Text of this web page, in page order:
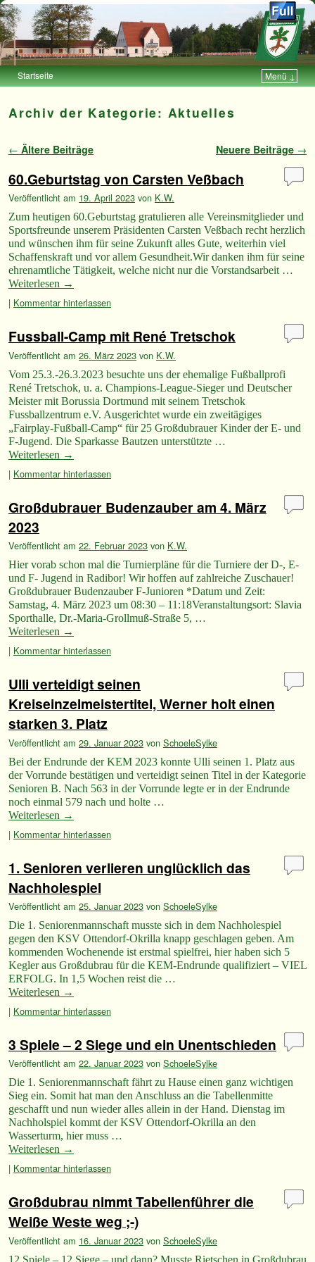
Startseite Menü ↓
Archiv der Kategorie: Aktuelles
Artikelnavigation
← Ältere Beiträge Neuere Beiträge →
60.Geburtstag von Carsten Veßbach
Veröffentlicht am 19. April 2023 von K.W.
Zum heutigen 60.Geburtstag gratulieren alle Vereinsmitglieder und
Sportsfreunde unserem Präsidenten Carsten Veßbach recht herzlich
und wünschen ihm für seine Zukunft alles Gute, weiterhin viel
Schaffenskraft und vor allem Gesundheit.Wir danken ihm für seine
ehrenamtliche Tätigkeit, welche nicht nur die Vorstandsarbeit …
Weiterlesen →
| Kommentar hinterlassen
Fussball-Camp mit René Tretschok
Veröffentlicht am 26. März 2023 von K.W.
Vom 25.3.-26.3.2023 besuchte uns der ehemalige Fußballprofi
René Tretschok, u. a. Champions-League-Sieger und Deutscher
Meister mit Borussia Dortmund mit seinem Tretschok
Fussballzentrum e.V. Ausgerichtet wurde ein zweitägiges
„Fairplay-Fußball-Camp“ für 25 Großdubrauer Kinder der E- und
F-Jugend. Die Sparkasse Bautzen unterstützte …
Weiterlesen →
| Kommentar hinterlassen
Großdubrauer Budenzauber am 4. März
2023
Veröffentlicht am 22. Februar 2023 von K.W.
Hier vorab schon mal die Turnierpläne für die Turniere der D-, E-
und F- Jugend in Radibor! Wir hoffen auf zahlreiche Zuschauer!
Großdubrauer Budenzauber F-Junioren *Datum und Zeit:
Samstag, 4. März 2023 um 08:30 – 11:18Veranstaltungsort: Slavia
Sporthalle, Dr.-Maria-Grollmuß-Straße 5, …
Weiterlesen →
| Kommentar hinterlassen
Ulli verteidigt seinen
Kreiseinzelmeistertitel, Werner holt einen
starken 3. Platz
Veröffentlicht am 29. Januar 2023 von SchoeleSylke
Bei der Endrunde der KEM 2023 konnte Ulli seinen 1. Platz aus
der Vorrunde bestätigen und verteidigt seinen Titel in der Kategorie
Senioren B. Nach 563 in der Vorrunde legte er in der Endrunde
noch einmal 579 nach und holte …
Weiterlesen →
| Kommentar hinterlassen
1. Senioren verlieren unglücklich das
Nachholespiel
Veröffentlicht am 25. Januar 2023 von SchoeleSylke
Die 1. Seniorenmannschaft musste sich in dem Nachholespiel
gegen den KSV Ottendorf-Okrilla knapp geschlagen geben. Am
kommenden Wochenende ist erstmal spielfrei, hier haben sich 5
Kegler aus Großdubrau für die KEM-Endrunde qualifiziert – VIEL
ERFOLG. In 1,5 Wochen reist die …
Weiterlesen →
| Kommentar hinterlassen
3 Spiele – 2 Siege und ein Unentschieden
Veröffentlicht am 22. Januar 2023 von SchoeleSylke
Die 1. Seniorenmannschaft fährt zu Hause einen ganz wichtigen
Sieg ein. Somit hat man den Anschluss an die Tabellenmitte
geschafft und nun wieder alles allein in der Hand. Dienstag im
Nachholspiel kommt der KSV Ottendorf-Okrilla an den
Wasserturm, hier muss …
Weiterlesen →
| Kommentar hinterlassen
Großdubrau nimmt Tabellenführer die
Weiße Weste weg ;-)
Veröffentlicht am 16. Januar 2023 von SchoeleSylke
12 Spiele – 12 Siege – und dann? Musste Rietschen in Großdubrau